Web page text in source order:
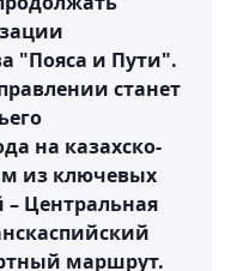
"Пояса и Пути".
станет
на казахско-
из ключевых
Центральная
маршрут.